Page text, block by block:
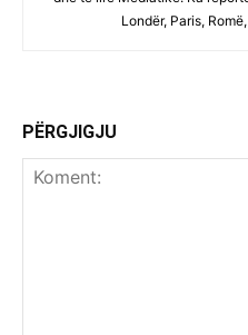
Londër, Paris,
PËRGJIGJU